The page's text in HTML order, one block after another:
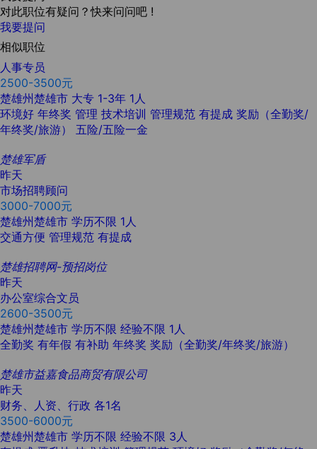
对此职位有疑问？快来问问吧 !
我要提问
相似职位
人事专员
2500-3500元
楚雄州楚雄市 大专 1-3年 1人
环境好 年终奖 管理 技术培训 管理规范 有提成 奖励（全勤奖/
年终奖/旅游）
五险/五险一金
楚雄军盾
昨天
市场招聘顾问
3000-7000元
楚雄州楚雄市 学历不限 1人
交通方便 管理规范 有提成
楚雄招聘网-预招岗位
昨天
办公室综合文员
2600-3500元
楚雄州楚雄市 学历不限 经验不限 1人
全勤奖 有年假 有补助 年终奖 奖励（全勤奖/年终奖/旅游）
楚雄市益嘉食品商贸有限公司
昨天
财务、人资、行政 各1名
3500-6000元
楚雄州楚雄市 学历不限 经验不限 3人